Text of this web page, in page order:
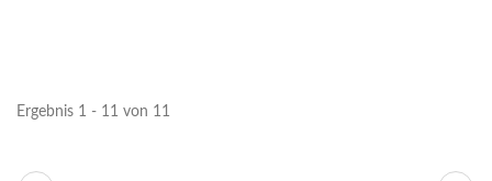
Ergebnis 1 - 11 von 11